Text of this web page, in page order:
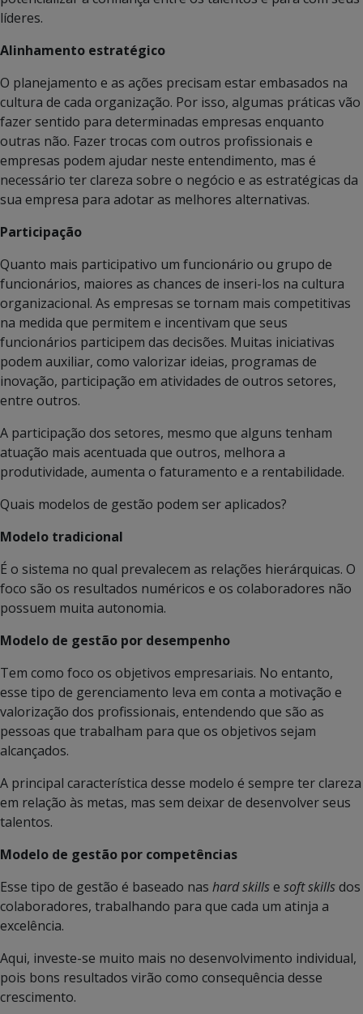
líderes.
Alinhamento estratégico
O planejamento e as ações precisam estar embasados na
cultura de cada organização. Por isso, algumas práticas vão
fazer sentido para determinadas empresas enquanto
outras não. Fazer trocas com outros profissionais e
empresas podem ajudar neste entendimento, mas é
necessário ter clareza sobre o negócio e as estratégicas da
sua empresa para adotar as melhores alternativas.
Participação
Quanto mais participativo um funcionário ou grupo de
funcionários, maiores as chances de inseri-los na cultura
organizacional. As empresas se tornam mais competitivas
na medida que permitem e incentivam que seus
funcionários participem das decisões. Muitas iniciativas
podem auxiliar, como valorizar ideias, programas de
inovação, participação em atividades de outros setores,
entre outros.
A participação dos setores, mesmo que alguns tenham
atuação mais acentuada que outros, melhora a
produtividade, aumenta o faturamento e a rentabilidade.
Quais modelos de gestão podem ser aplicados?
Modelo tradicional
É o sistema no qual prevalecem as relações hierárquicas. O
foco são os resultados numéricos e os colaboradores não
possuem muita autonomia.
Modelo de gestão por desempenho
Tem como foco os objetivos empresariais. No entanto,
esse tipo de gerenciamento leva em conta a motivação e
valorização dos profissionais, entendendo que são as
pessoas que trabalham para que os objetivos sejam
alcançados.
A principal característica desse modelo é sempre ter clareza
em relação às metas, mas sem deixar de desenvolver seus
talentos.
Modelo de gestão por competências
Esse tipo de gestão é baseado nas hard skillse soft skillsdos
colaboradores, trabalhando para que cada um atinja a
excelência.
Aqui, investe-se muito mais no desenvolvimento individual,
pois bons resultados virão como consequência desse
crescimento.